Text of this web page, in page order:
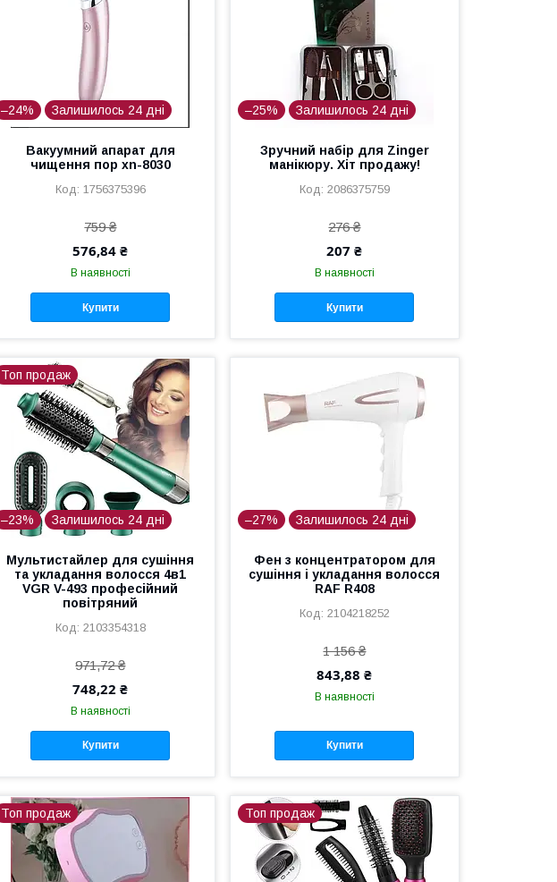
–24% Залишилось 24 дні
Вакуумний апарат для
чищення пор xn-8030
1756375396
759 ₴
576,84 ₴
В наявності
Купити
–25% Залишилось 24 дні
Зручний набір для Zinger
манікюру. Хіт продажу!
2086375759
276 ₴
207 ₴
В наявності
Купити
Топ продаж
–23% Залишилось 24 дні
Мультистайлер для сушіння
та укладання волосся 4в1
VGR V-493 професійний
повітряний
2103354318
971,72 ₴
748,22 ₴
В наявності
Купити
–27% Залишилось 24 дні
Фен з концентратором для
сушіння і укладання волосся
RAF R408
2104218252
1 156 ₴
843,88 ₴
В наявності
Купити
Топ продаж Топ продаж